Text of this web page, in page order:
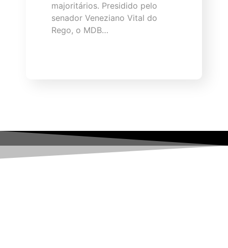
majoritários. Presidido pelo
senador Veneziano Vital do
Rego, o MDB…